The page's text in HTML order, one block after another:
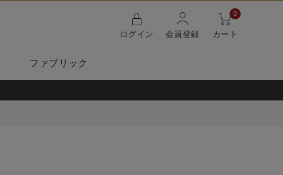
ログイン 会員登録
0
カート
ファブリック